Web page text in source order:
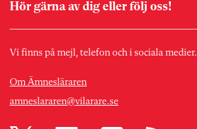
Hör gärna av dig eller följ oss!
Vi finns på mejl, telefon och i sociala medier.
Om Ämnesläraren
amneslararen@vilarare.se